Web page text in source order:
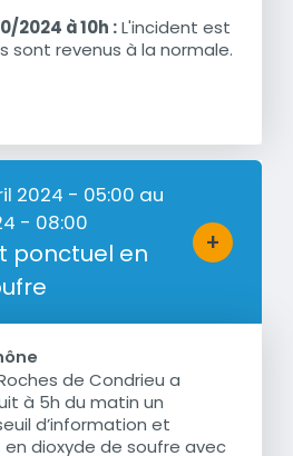
2024 à 10h :L'incident est
sont revenus à la normale.
2024 - 05:00 au
- 08:00
ponctuel en
+
Bouton
de Condrieu a
à 5h du matin un
d’information et
dioxyde de soufre avec